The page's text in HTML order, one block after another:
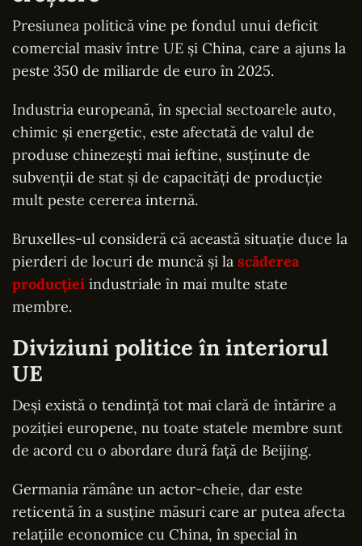
Presiunea politică vine pe fondul unui deficit
comercial masiv între UE și China, care a ajuns la
peste 350 de miliarde de euro în 2025.
Industria europeană, în special sectoarele auto,
chimic și energetic, este afectată de valul de
produse chinezești mai ieftine, susținute de
subvenții de stat și de capacități de producție
mult peste cererea internă.
Bruxelles-ul consideră că această situație duce la
pierderi de locuri de muncă și la scăderea
producției industriale în mai multe state
membre.
Diviziuni politice în interiorul
UE
Deși există o tendință tot mai clară de întărire a
poziției europene, nu toate statele membre sunt
de acord cu o abordare dură față de Beijing.
Germania rămâne un actor-cheie, dar este
reticentă în a susține măsuri care ar putea afecta
relațiile economice cu China, în special în